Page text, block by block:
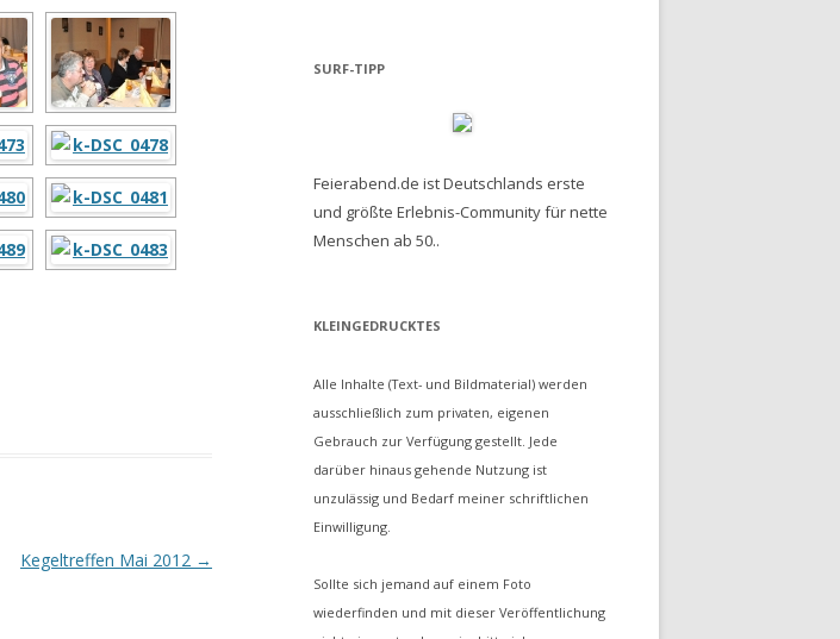
Kegeltreffen Mai 2012 →
SURF-TIPP
Feierabend.de ist Deutschlands erste
und größte Erlebnis-Community für nette
Menschen ab 50..
KLEINGEDRUCKTES
Alle Inhalte (Text- und Bildmaterial) werden
ausschließlich zum privaten, eigenen
Gebrauch zur Verfügung gestellt. Jede
darüber hinaus gehende Nutzung ist
unzulässig und Bedarf meiner schriftlichen
Einwilligung.
Sollte sich jemand auf einem Foto
wiederfinden und mit dieser Veröffentlichung